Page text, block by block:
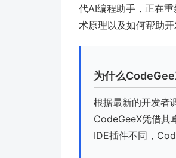
代AI编程助手，正在
术原理以及如何帮助
为什么
根据最新的开发者
CodeGeeX凭借其
IDE插件不同，